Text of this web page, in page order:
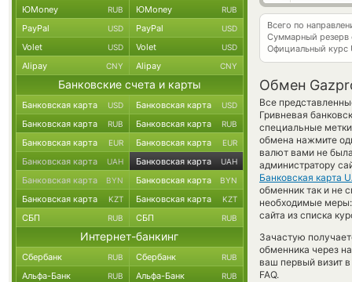
Всего по
Суммарный резерв
Официальный курс
Обмен
Все
Гривневая
специальные
обмена нажмите
валют вами не
администратору
Банковская карта
обменник так и не
необходимые
сайта из списка
Зачастую
обменника через
ваш первый визит
FAQ.
ЮMoney RUB ЮMoney RUB
PayPal USD PayPal USD
Volet USD Volet USD
Alipay CNY Alipay CNY
Банковские счета и карты
Банковская карта USD Банковская карта USD
Банковская карта RUB Банковская карта RUB
Банковская карта EUR Банковская карта EUR
Банковская карта UAH Банковская карта UAH
Банковская карта BYN Банковская карта BYN
Банковская карта KZT Банковская карта KZT
СБП RUB СБП RUB
Интернет-банкинг
Сбербанк RUB Сбербанк RUB
Альфа-Банк RUB Альфа-Банк RUB